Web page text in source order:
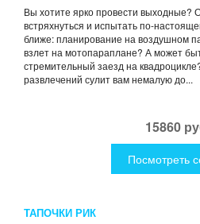
Вы хотите ярко провести выходные?
встряхнуться и испытать по-
ближе: планирование на воздушном
взлет на мотопараплане? А может
стремительный заезд на
развлечений сулит вам немалую до...
15860
Посмотреть
ТАПОЧКИ РИК